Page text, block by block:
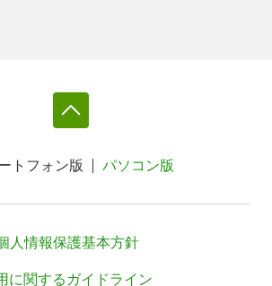
トフォン版 パソコン版
人情報保護基本方針
に関するガイドライン